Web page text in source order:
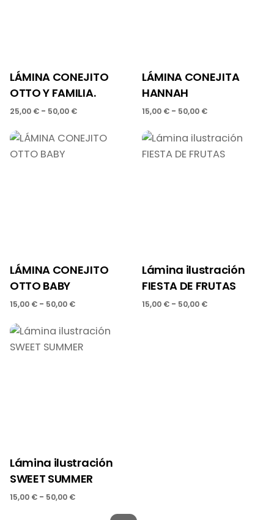
LÁMINA CONEJITO
OTTO Y FAMILIA.
25,00 € - 50,00 €
LÁMINA CONEJITA
HANNAH
15,00 € - 50,00 €
LÁMINA CONEJITO
OTTO BABY
15,00 € - 50,00 €
Lámina ilustración
FIESTA DE FRUTAS
15,00 € - 50,00 €
Lámina ilustración
SWEET SUMMER
15,00 € - 50,00 €